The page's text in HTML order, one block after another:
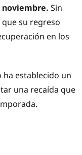
noviembre. Sin
su regreso
en los
establecido un
una recaída que